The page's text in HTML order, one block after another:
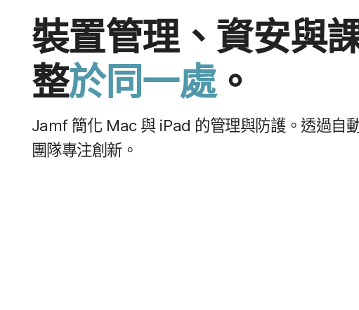
裝置​管理、​資安​與​
整於​同一​處。
Jamf 簡化 Mac 與iPad 的​管理​與​防護。​透過​自
團隊​專注​創新。